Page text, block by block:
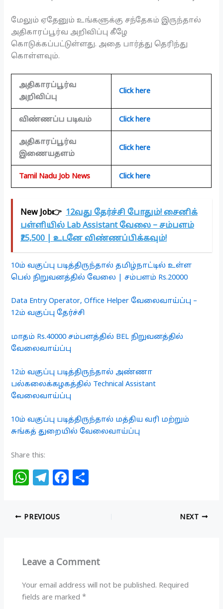
மேலும் ஏதேனும் உங்களுக்கு சந்தேகம் இருந்தால்
அதிகாரப்பூர்வ அறிவிப்பு கீழே
கொடுக்கப்பட்டுள்ளது. அதை பார்த்து தெரிந்து
கொள்ளவும்.
அதிகாரப்பூர்வ
அறிவிப்பு
Click here
விண்ணப்ப படிவம் Click here
அதிகாரப்பூர்வ
இணையதளம்
Click here
Tamil Nadu Job News Click here
New Job👉 12வது தேர்ச்சி போதும்! சைனிக்
பள்ளியில் Lab Assistant வேலை – சம்பளம்
₹25,500 | உடனே விண்ணப்பிக்கவும்!
10ம் வகுப்பு படித்திருந்தால் தமிழ்நாட்டில் உள்ள
பெல் நிறுவனத்தில் வேலை | சம்பளம் Rs.20000
Data Entry Operator, Office Helper வேலைவாய்ப்பு –
12ம் வகுப்பு தேர்ச்சி
மாதம் Rs.40000 சம்பளத்தில் BEL நிறுவனத்தில்
வேலைவாய்ப்பு
12ம் வகுப்பு படித்திருந்தால் அண்ணா
பல்கலைக்கழகத்தில் Technical Assistant
வேலைவாய்ப்பு
10ம் வகுப்பு படித்திருந்தால் மத்திய வரி மற்றும்
சுங்கத் துறையில் வேலைவாய்ப்பு
Share this:
W
at
s
p
T
e
g
m
F
o
k
PREVIOUS NEXT
Leave a Comment
Your email address will not be published. Required
fields are marked*